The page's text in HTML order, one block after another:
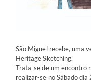
São Miguel recebe, uma
Heritage Sketching.
Trata-se de um encontro
realizar-se no Sábado